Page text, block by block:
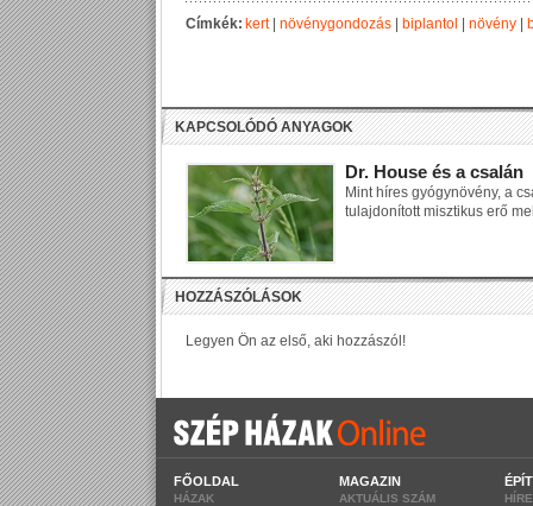
Címkék: kert| növénygondozás biplantol növény
KAPCSOLÓDÓ ANYAGOK
Dr. House és a csalán
Mint híres gyógynövény, a
tulajdonított misztikus erő
FŐOLDAL
HÁZAK
MAGAZIN
AKTUÁLIS SZÁM